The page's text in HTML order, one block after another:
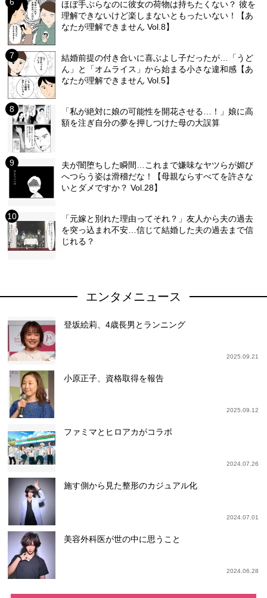
ほぼ手ぶらなのに彼女の荷物は持ちたくない？ 彼を
理解できないけど楽しまないともったいない！【あ
なたが理解できません Vol.8】
結婚前提の付き合いに喜ぶよし子だったが…「うど
ん」と「オムライス」から始まる小さな違和感【あ
なたが理解できません Vol.5】
「私が絶対に娘の可能性を開花させる…！」娘に高
額を注ぎ自分の夢を押しつけた母の大誤算
夫が闇堕ちした瞬間…これまで嫌味なヤツらが媚び
へつらう姿は滑稽だな！【母親ならすべてを許さな
いとダメですか？ Vol.28】
「元嫁と別れた理由ってそれ？」友人から夫の過去
を突っ込まれ不安…信じて結婚した夫の過去まで信
じれる？
エンタメニュース
登坂絵莉、4歳長男とランニング
2025.09.21
小原正子、資格取得を報告
2025.09.12
ファミマとヒロアカがコラボ
2024.07.26
施す側から見た整形のカジュアル化
2024.07.01
美容外科医が世の中に思うこと
2024.06.28